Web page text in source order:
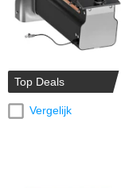
Top Deals
Vergelijk